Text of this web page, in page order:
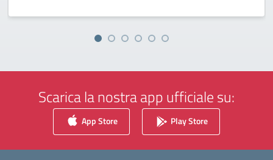
Scarica la nostra app ufficiale su:
App Store Play Store